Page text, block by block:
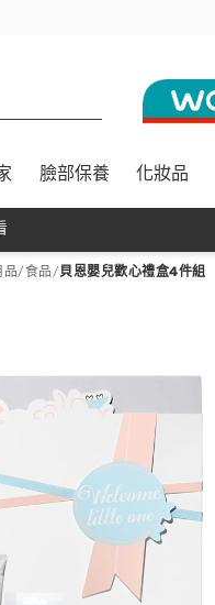
臉部保養 化妝品
品/食品/貝恩嬰兒歡心禮盒4件組